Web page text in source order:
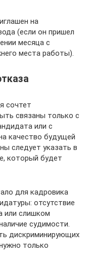
на
(если он пришел
месяца с
места работы).
сочтет
связаны только с
или с
качество будущей
следует указать в
который будет
для кадровика
отсутствие
или слишком
судимости.
дискриминирующих
только